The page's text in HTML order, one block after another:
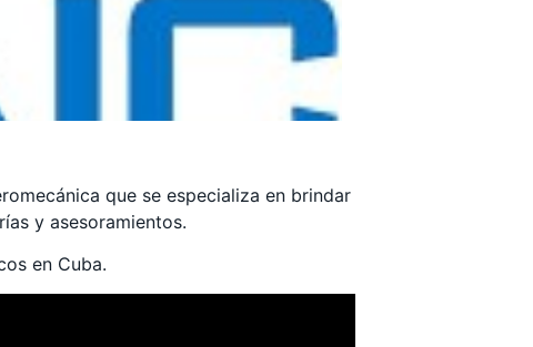
que se especializa en brindar
y asesoramientos.
en Cuba.